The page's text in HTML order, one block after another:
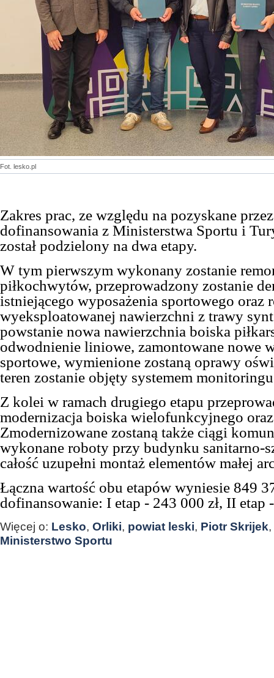
Fot. lesko.pl
Zakres prac, ze względu na pozyskane
dofinansowania z Ministerstwa Sportu i
został podzielony na dwa etapy.
W tym pierwszym wykonany zostanie
piłkochwytów, przeprowadzony zostanie
istniejącego wyposażenia sportowego oraz
wyeksploatowanej nawierzchni z trawy
powstanie nowa nawierzchnia boiska
odwodnienie liniowe, zamontowane nowe
sportowe, wymienione zostaną oprawy
teren zostanie objęty systemem
Z kolei w ramach drugiego etapu
modernizacja boiska wielofunkcyjnego
Zmodernizowane zostaną także ciągi
wykonane roboty przy budynku sanitarno-
całość uzupełni montaż elementów małej
Łączna wartość obu etapów wyniesie 849
dofinansowanie: I etap - 243 000 zł, II etap
Więcej o: Lesko, Orliki, powiat leski, Piotr Skrijek,
Ministerstwo Sportu